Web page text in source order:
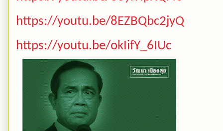
https://youtu.be/8EZBQbc2jyQ
https://youtu.be/okIifY_6IUc